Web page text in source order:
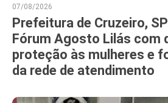
07/08/2026
Prefeitura de Cruzeiro,
Fórum Agosto Lilás com
proteção às mulheres e
da rede de atendimento